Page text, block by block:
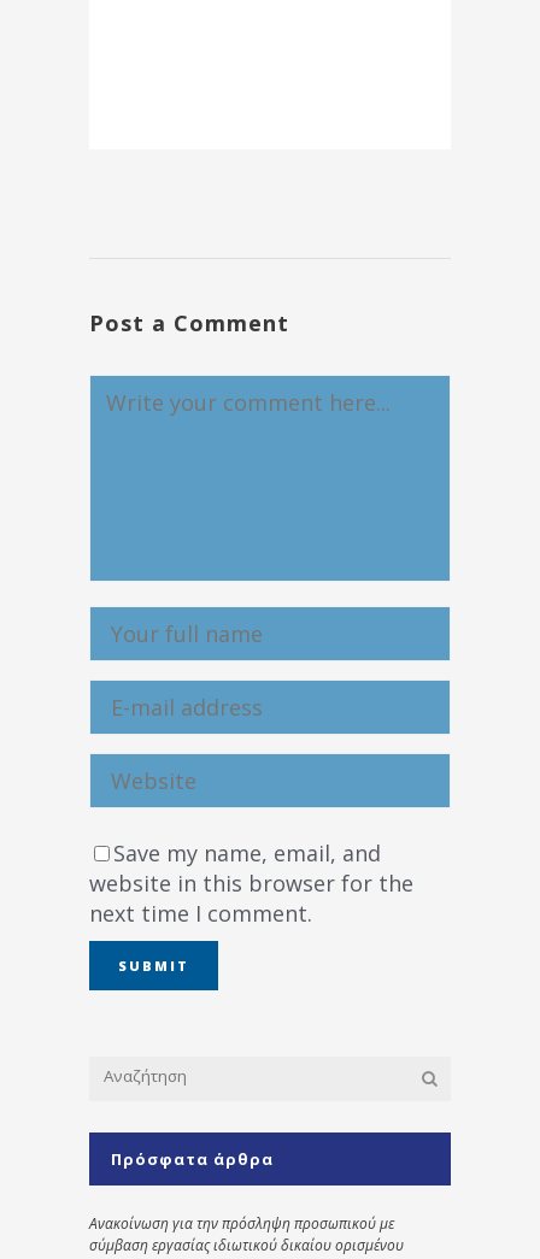
Post a Comment
Save my name, email, and
website in this browser for the
next time I comment.
Πρόσφατα άρθρα
Ανακοίνωση για την πρόσληψη προσωπικού με
σύμβαση εργασίας ιδιωτικού δικαίου ορισμένου